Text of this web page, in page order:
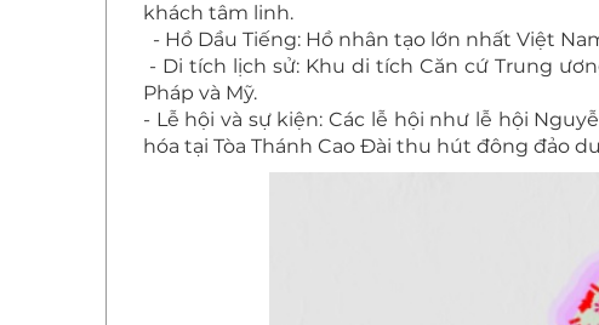
khách tâm linh.
- Hồ Dầu Tiếng: Hồ nhân tạo lớn nhất Việt
- Di tích lịch sử: Khu di tích Căn cứ Trung
Pháp và Mỹ.
- Lễ hội và sự kiện: Các lễ hội như lễ hội
hóa tại Tòa Thánh Cao Đài thu hút đông đảo